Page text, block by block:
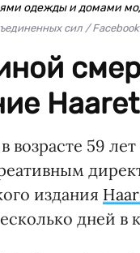
одежды и домами
сил / Facebook
возрасте 59
издания
дней в